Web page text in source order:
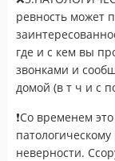
ревность может
где и с кем вы
звонками и
домой (в т ч и с
❗Со временем
неверности.